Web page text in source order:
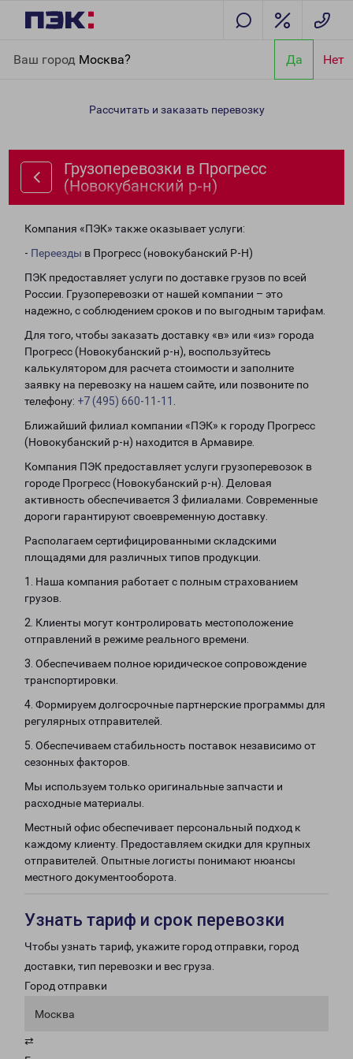
Ваш город Москва? Да Нет
(Новокубанский р-н)
Рассчитать и заказать перевозку
Грузоперевозки в Прогресс
(Новокубанский р-н)
Компания «ПЭК» также оказывает услуги:
- Переезды в Прогресс (новокубанский Р-Н)
ПЭК предоставляет услуги по доставке грузов по всей
России. Грузоперевозки от нашей компании – это
надежно, с соблюдением сроков и по выгодным тарифам.
Для того, чтобы заказать доставку «в» или «из» города
Прогресс (Новокубанский р-н), воспользуйтесь
калькулятором для расчета стоимости и заполните
заявку на перевозку на нашем сайте, или позвоните по
телефону: +7 (495) 660-11-11
Ближайший филиал компании «ПЭК» к городу Прогресс
(Новокубанский р-н) находится в Армавире.
Компания ПЭК предоставляет услуги грузоперевозок в
городе Прогресс (Новокубанский р-н). Деловая
активность обеспечивается 3 филиалами. Современные
дороги гарантируют своевременную доставку.
Располагаем сертифицированными складскими
площадями для различных типов продукции.
1. Наша компания работает с полным страхованием
грузов.
2. Клиенты могут контролировать местоположение
отправлений в режиме реального времени.
3. Обеспечиваем полное юридическое сопровождение
транспортировки.
4. Формируем долгосрочные партнерские программы для
регулярных отправителей.
5. Обеспечиваем стабильность поставок независимо от
сезонных факторов.
Мы используем только оригинальные запчасти и
расходные материалы.
Местный офис обеспечивает персональный подход к
каждому клиенту. Предоставляем скидки для крупных
отправителей. Опытные логисты понимают нюансы
местного документооборота.
Узнать тариф и срок перевозки
Чтобы узнать тариф, укажите город отправки, город
доставки, тип перевозки и вес груза.
Город отправки
Москва
⇄